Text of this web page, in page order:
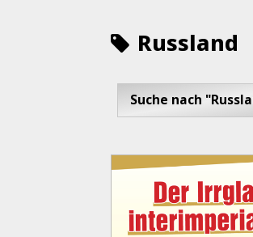
Russland
Suche nach